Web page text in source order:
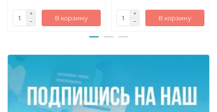
В корзину В корзину